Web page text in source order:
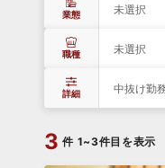
業態 未選択
職種 未選択
詳細 中抜け勤
3 件 1~3件目を表示